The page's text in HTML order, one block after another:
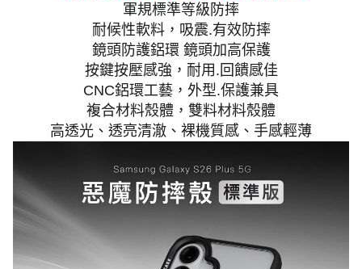
軍規標準等級防摔
耐候性軟料，吸震.有效防摔
鏡頭防護鋁環 鏡頭加高保護
按鍵按壓感強，耐用.回饋感佳
CNC鋁環工藝，外型.保護兼具
複合材料殼體，雙料材料殼體
高透光、透亮清澈、裸機質感、手感輕薄